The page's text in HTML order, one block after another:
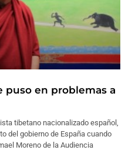
puso en problemas a
tibetano nacionalizado español,
del gobierno de España cuando
Moreno de la Audiencia